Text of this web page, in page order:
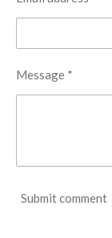
Message *
Submit comment